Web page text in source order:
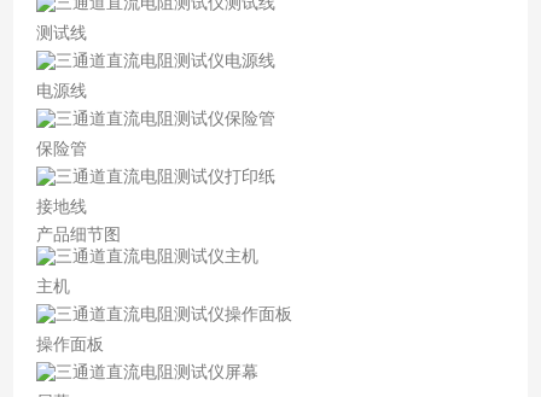
测试线
电源线
保险管
接地线
产品细节图
主机
操作面板